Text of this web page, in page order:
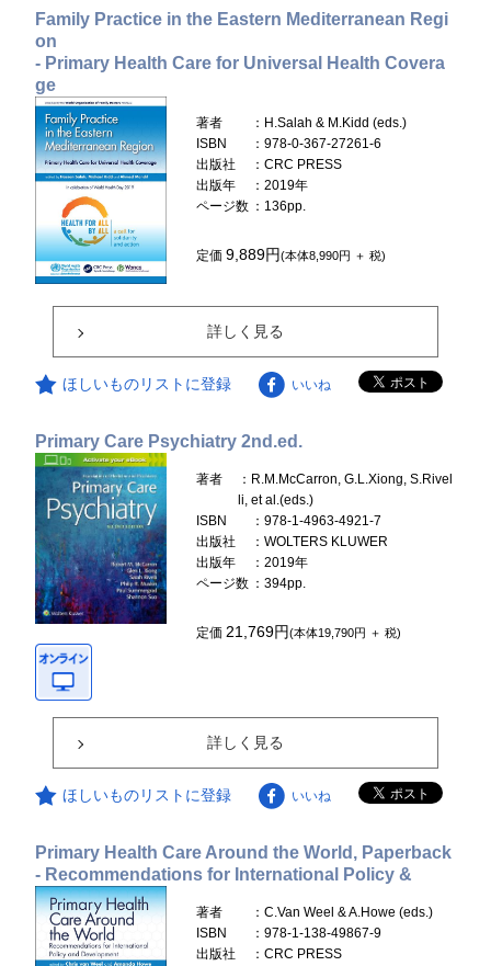
Family Practice in the Eastern Mediterranean Regi
on
- Primary Health Care for Universal Health Covera
ge
著者
：H.Salah & M.Kidd (eds.)
ISBN
：978-0-367-27261-6
出版社
：CRC PRESS
出版年
：2019年
ページ数 ：136pp.
定価9,889円(本体8,990円 ＋ 税)
詳しく見る
ほしいものリストに登録 いいね
Primary Care Psychiatry 2nd.ed.
著者
：R.M.McCarron, G.L.Xiong, S.Rivel
li, et al.(eds.)
ISBN
：978-1-4963-4921-7
出版社
：WOLTERS KLUWER
出版年
：2019年
ページ数 ：394pp.
定価21,769円(本体19,790円 ＋ 税)
詳しく見る
ほしいものリストに登録 いいね
Primary Health Care Around the World, Paperback
- Recommendations for International Policy &
著者
：C.Van Weel & A.Howe (eds.)
ISBN
：978-1-138-49867-9
出版社
：CRC PRESS